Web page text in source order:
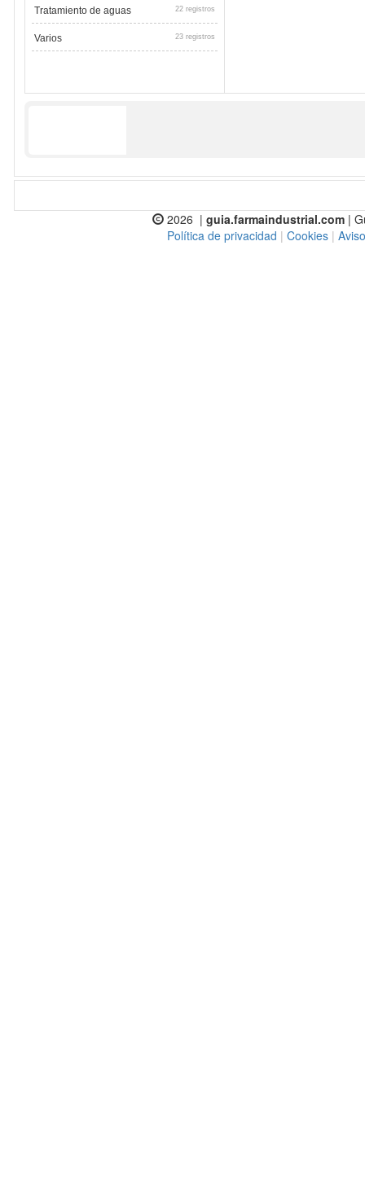
Tratamiento de aguas 22 registros
Varios 23 registros
2026 | guia.farmaindustrial.com |
Política de privacidad | Cookies |